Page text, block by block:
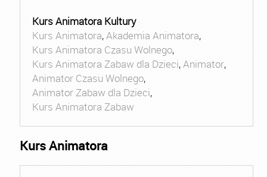
Kurs Animatora Kultury
Kurs Animatora,Akademia Animatora,
Kurs Animatora Czasu Wolnego,
Kurs Animatora Zabaw dla Dzieci,Animator,
Animator Czasu Wolnego,
Animator Zabaw dla Dzieci,
Kurs Animatora Zabaw
Kurs Animatora